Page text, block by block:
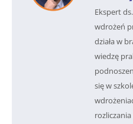
Ekspert
wdrożeń
działa w
wiedzę
się w